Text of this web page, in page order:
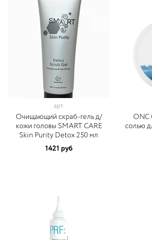
арт.
Очищающий скраб-гель д/
кожи головы SMART CARE
Skin Purity Detox 250 мл
1421 руб
ONC
солью